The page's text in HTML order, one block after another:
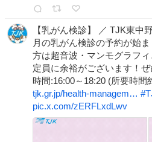
【乳がん検診】 ／ TJK東中
月の乳がん検診の予約が始
方は超音波・マンモグラフ
定員に余裕がございます！
時間:16:00～18:20 (所要時間
tjk.gr.jp/health-managem… #
pic.x.com/zERFLxdLwv